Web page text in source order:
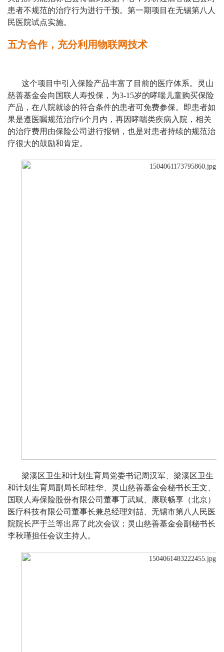
患者不规范的治疗行为进行干预。第一期项目在无锡第八人
民医院试点实施。
五方合作，充分利用物联网技术
这个项目中引入保险产品丰富了目前的医疗体系。灵山
慈善基金会向国联人寿投保，为3-15岁的哮喘儿童购买保险
产品，在八院就诊的符合条件的患者可免费参保。即患者如
果是遵医嘱规范治疗6个月内，再因哮喘类疾病入院，相关
的治疗费用由保险公司进行报销，也是对患者持续的规范治
疗很大的鼓励和肯定。
梁溪区卫生和计划生育局党委书记周汉军、梁溪区卫生
和计划生育局副局长邱桂华、灵山慈善基金会秘书长王文、
国联人寿保险股份有限公司董事丁武斌、康联畅享（北京）
医疗科技有限公司董事长兼总经理刘喆、无锡市第八人民医
院院长严于兰等出席了此次会议；灵山慈善基金会副秘书长
李秋瑾担任会议主持人。